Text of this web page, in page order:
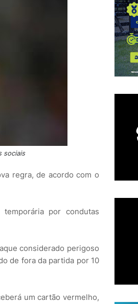
sociais
regra, de acordo com o
por condutas
considerado perigoso
de fora da partida por 10
um cartão vermelho,